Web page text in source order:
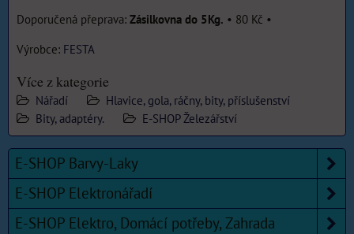
Zásilkovna do 5Kg. • 80 Kč •
Výrobce: FESTA
Více z kategorie
Nářadí
Hlavice, gola, ráčny, bity, příslušenství
Bity, adaptéry.
E-SHOP Železářství
E-SHOP Barvy-Laky
E-SHOP Elektronářadí
E-SHOP Elektro, Domácí potřeby, Zahrada